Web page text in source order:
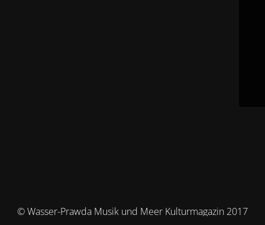
© Wasser-Prawda Musik und Meer Kulturmagazin 2017